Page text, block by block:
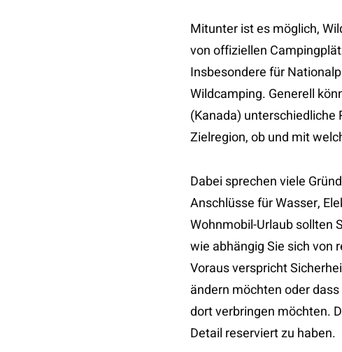
Mitunter ist es möglich,
von offiziellen
Insbesondere für
Wildcamping. Generell
(Kanada) unterschiedliche
Zielregion, ob und mit
Dabei sprechen viele
Anschlüsse für Wasser,
Wohnmobil-Urlaub sollten
wie abhängig Sie sich von
Voraus verspricht
ändern möchten oder
dort verbringen möchten.
Detail reserviert zu haben.